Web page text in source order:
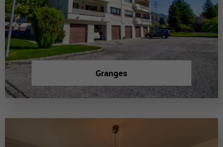
Granges